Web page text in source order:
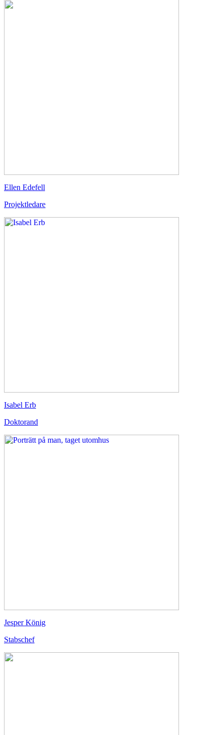
Ellen Edefell
Projektledare
Isabel Erb
Doktorand
Jesper König
Stabschef